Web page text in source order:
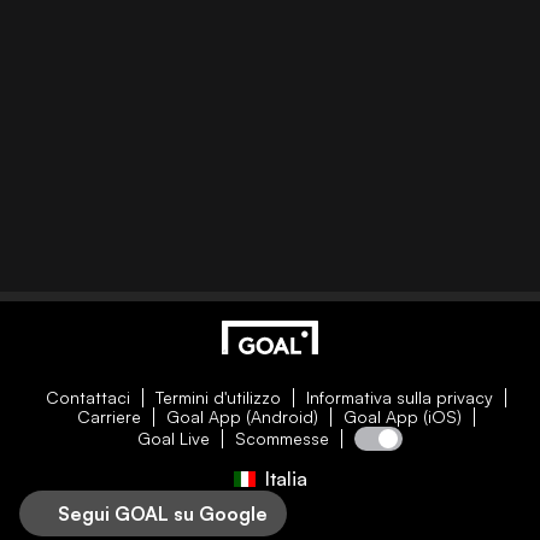
Contattaci Termini d'utilizzo
Informativa sulla privacy
Carriere
Goal App (Android)
Goal App (iOS)
Goal Live
Scommesse
Italia
Segui GOAL su Google